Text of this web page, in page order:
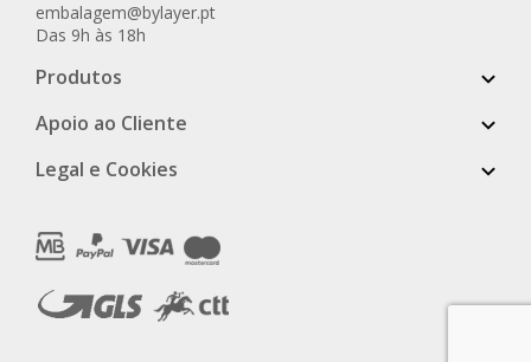
embalagem@bylayer.pt
Das 9h às 18h
Produtos
Apoio ao Cliente
Legal e Cookies